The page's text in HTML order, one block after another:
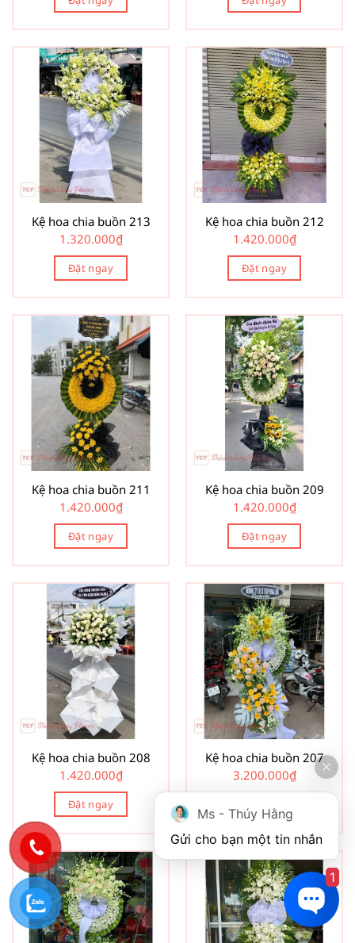
Kệ hoa chia buồn 213
1.320.000₫
Đặt ngay
Kệ hoa chia buồn 212
1.420.000₫
Đặt ngay
Kệ hoa chia buồn 211
1.420.000₫
Đặt ngay
Kệ hoa chia buồn 209
1.420.000₫
Đặt ngay
Kệ hoa chia buồn 208
1.420.000₫
Đặt ngay
Kệ hoa chia buồn 207
3.200.000₫
Ms - Thúy Hằng
Gửi cho bạn một tin nhắn
1